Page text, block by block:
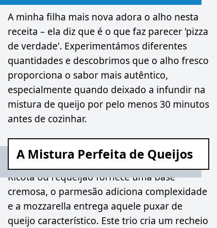
A minha filha mais nova adora o alho nesta
receita – ela diz que é o que faz parecer 'pizza
de verdade'. Experimentámos diferentes
quantidades e descobrimos que o alho fresco
proporciona o sabor mais autêntico,
especialmente quando deixado a infundir na
mistura de queijo por pelo menos 30 minutos
antes de cozinhar.
A Mistura Perfeita de Queijos
Ricota ou requeijão fornece uma base
cremosa, o parmesão adiciona complexidade
e a mozzarella entrega aquele puxar de
queijo característico. Este trio cria um recheio